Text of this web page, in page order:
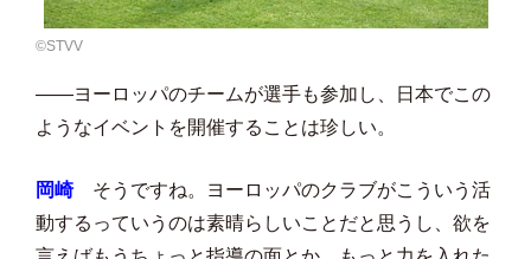
©️STVV
――ヨーロッパのチームが選手も参加し、日本でこの
ようなイベントを開催することは珍しい。
岡崎そうですね。ヨーロッパのクラブがこういう活
動するっていうのは素晴らしいことだと思うし、欲を